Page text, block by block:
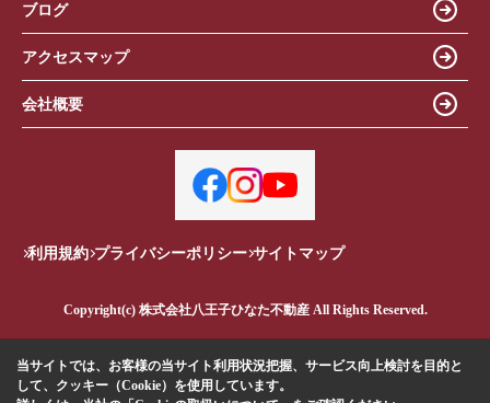
ブログ
アクセスマップ
会社概要
利用規約 プライバシーポリシー サイトマップ
Copyright(c) 株式会社八王子ひなた不動産 All Rights Reserved.
当サイトでは、お客様の当サイト利用状況把握、サービス向上検討を目的と
して、クッキー（Cookie）を使用しています。